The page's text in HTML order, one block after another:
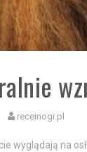
receinogi.pl
wyglądają na